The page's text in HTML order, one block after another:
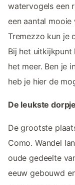
watervogels een
een aantal mooie
Tremezzo kun je
Bij het uitkijkpunt
het meer. Ben je
heb je hier de
De leukste
De grootste
Como. Wandel
oude gedeelte
eeuw gebouwd